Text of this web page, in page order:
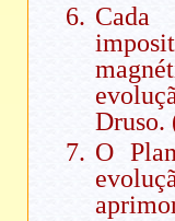
Cada
Druso.
O